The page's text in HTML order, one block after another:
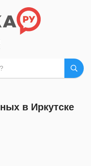
в Иркутске